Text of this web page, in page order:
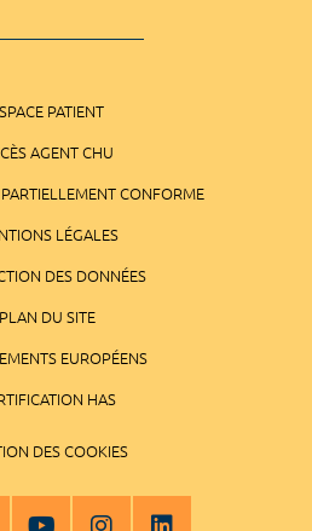
PATIENT
AGENT CHU
PARTIELLEMENT CONFORME
LÉGALES
DES DONNÉES
PLAN DU SITE
EUROPÉENS
HAS
DES COOKIES